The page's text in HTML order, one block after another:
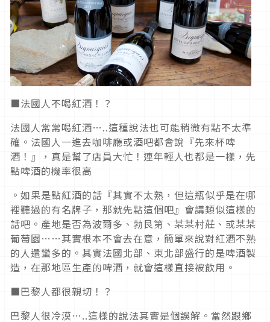
■法國人不喝紅酒！？
法國人常常喝紅酒…..這種說法也可能稍微有點不太準
確。法國人一進去咖啡廳或酒吧都會說『先來杯啤
酒！』，真是幫了店員大忙！連年輕人也都是一樣，先
點啤酒的機率很高
。如果是點紅酒的話『其實不太熟，但這瓶似乎是在哪
裡聽過的有名牌子，那就先點這個吧』會講類似這樣的
話吧。產地是否為波爾多、勃艮第、某某村莊、或某某
葡萄園……其實根本不會去在意，簡單來說對紅酒不熟
的人還蠻多的。其實法國北部、東北部盛行的是啤酒製
造，在那地區生產的啤酒，就會這樣直接被飲用。
■巴黎人都很親切！？
巴黎人很冷漠…..這樣的說法其實是個誤解。當然跟鄉